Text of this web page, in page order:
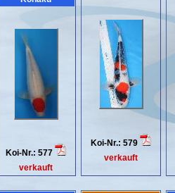
Koi-Nr.: 577
verkauft
Koi-Nr.: 579
verkauft